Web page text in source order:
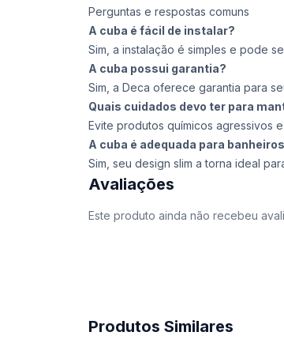
Perguntas e respostas comuns
A cuba é fácil de instalar?
Sim, a instalação é simples e pode
A cuba possui garantia?
Sim, a Deca oferece garantia para
Quais cuidados devo ter para
Evite produtos químicos agressivos
A cuba é adequada para
Sim, seu design slim a torna ideal
Avaliações
Este produto ainda não recebeu
Produtos Similares